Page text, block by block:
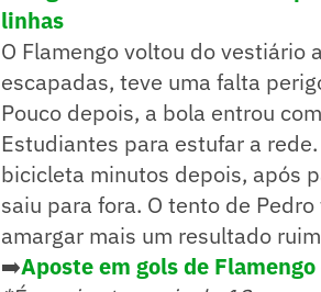
linhas
O Flamengo voltou do vestiário
escapadas, teve uma falta
Pouco depois, a bola entrou
Estudiantes para estufar a
bicicleta minutos depois, após
saiu para fora. O tento de
amargar mais um resultado
➡️Aposte em gols de